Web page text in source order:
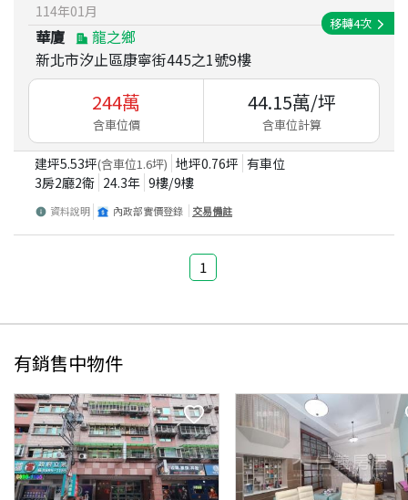
114年01 月
華廈
龍之鄉
新北市汐止區康寧街445之1號9樓
移轉4次
244萬
含車位價
44.15萬/坪
含車位計算
建坪5.53坪(含車位1.6坪) 地坪0.76坪 有車位
3房2廳2衛 24.3年 9樓/9樓
資料說明 內政部實價登錄 交易備註
1
有銷售中物件